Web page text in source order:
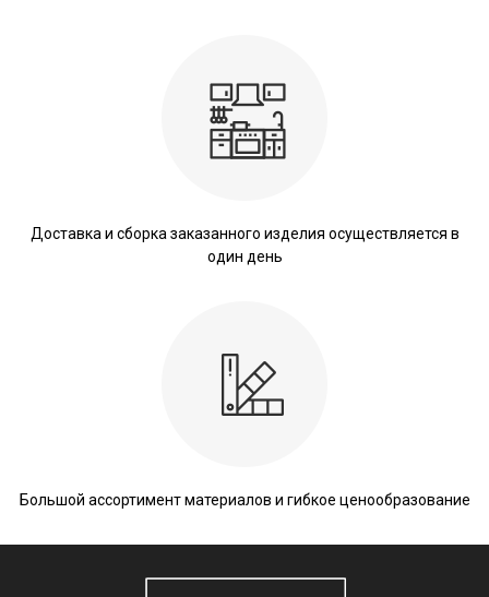
Доставка и сборка заказанного изделия осуществляется в
один день
Большой ассортимент материалов и гибкое ценообразование